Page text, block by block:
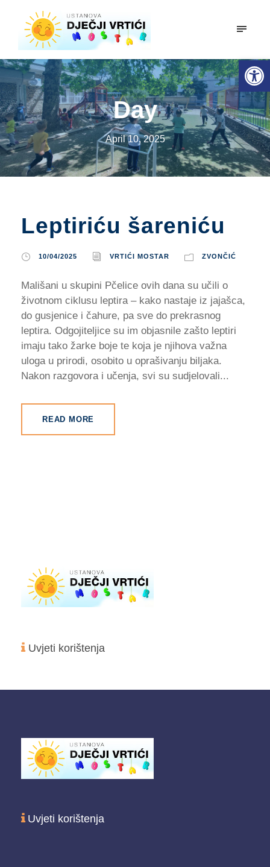
Open toolbar
Day
April 10, 2025
Leptiriću šareniću
10/04/2025 VRTIĆI MOSTAR ZVONČIĆ
Mališani u skupini Pčelice ovih dana su učili o
životnom ciklusu leptira – kako nastaje iz jajašca,
do gusjenice i čahure, pa sve do prekrasnog
leptira. Odgojiteljice su im objasnile zašto leptiri
imaju tako žarke boje te koja je njihova važna
uloga u prirodi, osobito u oprašivanju biljaka.
Nakon razgovora i učenja, svi su sudjelovali...
READ MORE
Uvjeti korištenja
Uvjeti korištenja